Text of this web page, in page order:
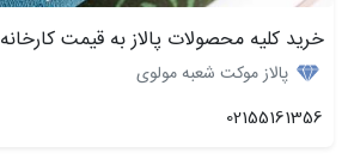
خرید کلیه محصولات پالاز به قیمت کارخانه
پالاز موکت شعبه مولوی
02155161356